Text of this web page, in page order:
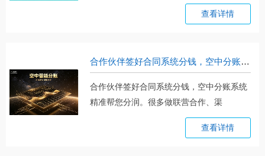
查看详情
合作伙伴签好合同系统分钱，空中分账系统精准帮您分润
合作伙伴签好合同系统分钱，空中分账系统
精准帮您分润。很多做联营合作、渠
查看详情